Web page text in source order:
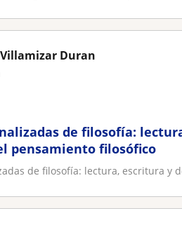
Duran
de filosofía:
pensamiento filosófico
de filosofía: lectura, escritura y